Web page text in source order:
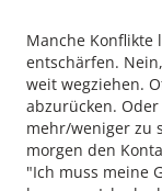
Manche Konflikte
entschärfen.
weit wegziehen.
abzurücken.
mehr/weniger zu
morgen den
"Ich muss meine